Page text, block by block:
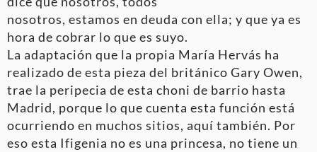
nosotros, estamos en deuda con ella; y que ya es
hora de cobrar lo que es suyo.
La adaptación que la propia María Hervás ha
realizado de esta pieza del británico Gary Owen,
trae la peripecia de esta choni de barrio hasta
Madrid, porque lo que cuenta esta función está
ocurriendo en muchos sitios, aquí también. Por
eso esta Ifigenia no es una princesa, no tiene un